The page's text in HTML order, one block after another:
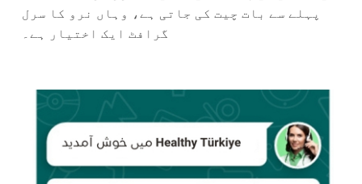
پہلے سے بات چیت کی جاتی ہے، وہاں نرو کا سرل
گرافٹ ایک اختیار ہے۔